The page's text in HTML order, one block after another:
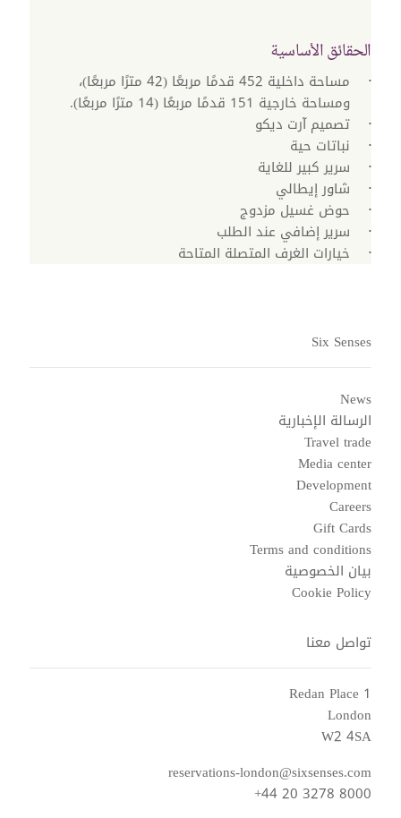
الحقائق الأساسية
مساحة داخلية 452 قدمًا مربعًا (42 مترًا مربعًا)،
ومساحة خارجية 151 قدمًا مربعًا (14 مترًا مربعًا).
تصميم آرت ديكو​
نباتات حية
سرير كبير للغاية
شاور إيطالي​
حوض غسيل مزدوج
سرير إضافي عند الطلب
خيارات الغرف المتصلة المتاحة
Six Senses
News
الرسالة الإخبارية
Travel trade
Media center
Development
Careers
Gift Cards
Terms and conditions
بيان الخصوصية
Cookie Policy
تواصل معنا
1 Redan Place
London
W2 4SA
reservations-london@sixsenses.com
+44 20 3278 8000